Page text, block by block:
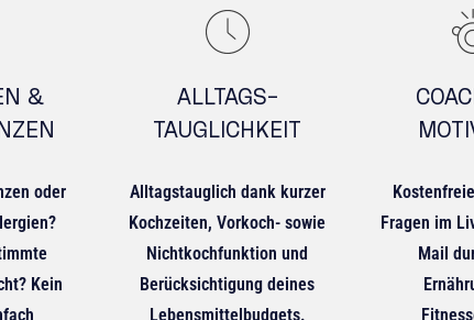
&
oder
Kein
ALLTAGS-
TAUGLICHKEIT
Alltagstauglich dank kurzer
Kochzeiten, Vorkoch- sowie
Nichtkochfunktion und
Berücksichtigung deines
Lebensmittelbudgets.
Fragen im
Mail